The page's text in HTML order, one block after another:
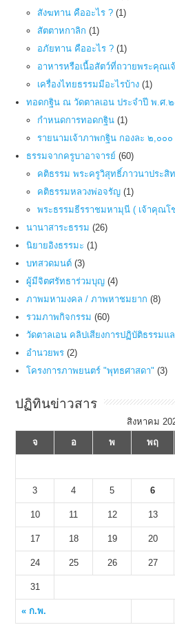
สังฆทาน คืออะไร ? (1)
สัตตาหกาลิก (1)
อภัยทาน คืออะไร ? (1)
อาหารหรือเนื้อสัตว์ที่ถวายพระคุณเ
เครื่องไทยธรรมมีอะไรบ้าง (1)
ทอดกฐิน ณ วัดตาลเอน ประจำปี พ.ศ.
กำหนดการทอดกฐิน (1)
รายนามเจ้าภาพกฐิน กองละ ๒,๐๐๐
ธรรมจากครูบาอาจารย์ (60)
คติธรรม พระครูวิสุทธิ์ภาวนาประสิท
คติธรรมหลวงพ่อจรัญ (1)
พระธรรมธีรราชมหามุนี ( เจ้าคุณโ
นานาสาระธรรม (26)
นิยายอิงธรรมะ (1)
บทสวดมนต์ (3)
ผู้มีจิตศรัทธาร่วมบุญ (4)
ภาพมหามงคล / ภาพหาชมยาก (8)
รวมภาพกิจกรรม (60)
วัดตาลเอน คลิปเสียงการปฏิบัติธรรมแ
อำนวยพร (2)
โครงการภาพยนตร์ "พุทธศาสดา" (3)
ปฏิทินข่าวสาร
สิงหาคม
จ
อ พ พฤ
« ก.พ.
3 4 5 6
10 11 12 13
17 18 19 20
24 25 26 27
31